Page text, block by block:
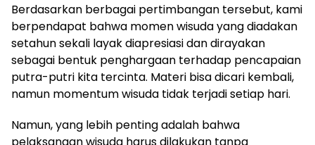
Berdasarkan berbagai pertimbangan tersebut, kami
berpendapat bahwa momen wisuda yang diadakan
setahun sekali layak diapresiasi dan dirayakan
sebagai bentuk penghargaan terhadap pencapaian
putra-putri kita tercinta. Materi bisa dicari kembali,
namun momentum wisuda tidak terjadi setiap hari.
Namun, yang lebih penting adalah bahwa
pelaksanaan wisuda harus dilakukan tanpa